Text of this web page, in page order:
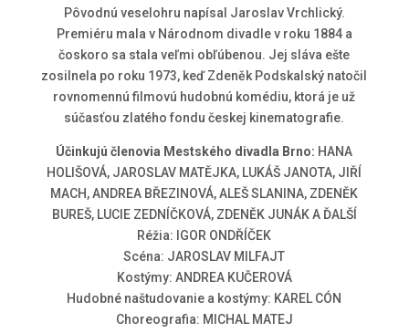
Pôvodnú veselohru napísal Jaroslav Vrchlický.
Premiéru mala v Národnom divadle v roku 1884 a
čoskoro sa stala veľmi obľúbenou. Jej sláva ešte
zosilnela po roku 1973, keď Zdeněk Podskalský natočil
rovnomennú filmovú hudobnú komédiu, ktorá je už
súčasťou zlatého fondu českej kinematografie.
Účinkujú členovia Mestského divadla Brno: HANA
HOLIŠOVÁ, JAROSLAV MATĚJKA, LUKÁŠ JANOTA, JIŘÍ
MACH, ANDREA BŘEZINOVÁ, ALEŠ SLANINA, ZDENĚK
BUREŠ, LUCIE ZEDNÍČKOVÁ, ZDENĚK JUNÁK A ĎALŠÍ
Réžia: IGOR ONDŘÍČEK
Scéna: JAROSLAV MILFAJT
Kostýmy: ANDREA KUČEROVÁ
Hudobné naštudovanie a kostýmy: KAREL CÓN
Choreografia: MICHAL MATEJ